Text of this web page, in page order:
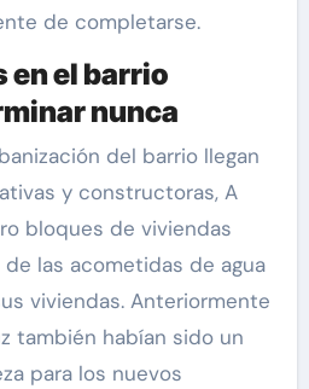
de completarse.
en el barrio
nunca
del barrio llegan
y constructoras, A
bloques de viviendas
las acometidas de agua
viviendas. Anteriormente
también habían sido un
para los nuevos